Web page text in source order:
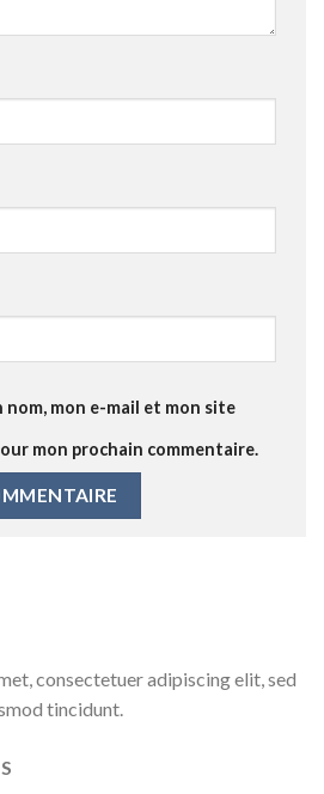
nom, mon e-mail et mon site
mon prochain commentaire.
consectetuer adipiscing elit, sed
tincidunt.